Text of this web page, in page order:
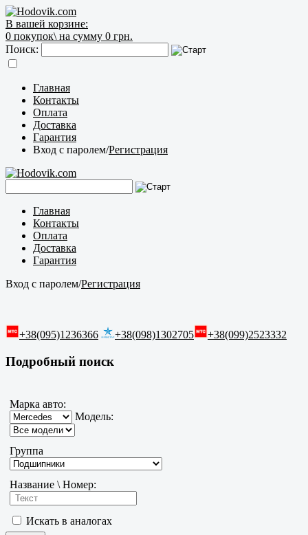
В вашей корзине:
0 покупок\ на сумму 0 грн.
Поиск:
Главная
Контакты
Оплата
Доставка
Гарантия
Вход с паролем/Регистрация
Главная
Контакты
Оплата
Доставка
Гарантия
Вход с паролем/Регистрация
+38(095)1236366 +38(098)1302705 +38(099)2523332
Подробный поиск
Марка авто:
Модель:
Группа
Название \ Номер:
Искать в аналогах